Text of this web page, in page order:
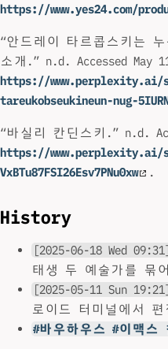
https://www.yes24.com/
“안드레이 타르콥스키는
소개.” n.d. Accessed May
https://www.perplexity.ai/
tareukobseukineun-nug-
“바실리 칸딘스키.” n.d.
https://www.perplexity.ai/
VxBTu87FSI26Esv7PNu0xw
.
History
[2025-06-18 Wed
태생 두 예술가를 묶
[2025-05-11 Sun
로이드 터미널에서
#바우하우스 #이맥스